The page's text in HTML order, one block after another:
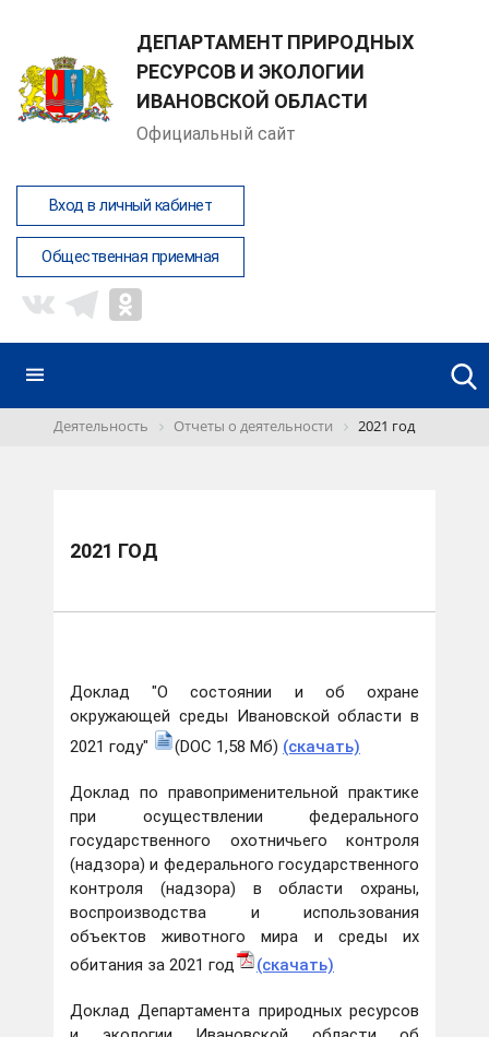
ДЕПАРТАМЕНТ ПРИРОДНЫХ
РЕСУРСОВ И ЭКОЛОГИИ
ИВАНОВСКОЙ ОБЛАСТИ
Официальный сайт
Вход в личный кабинет
Общественная приемная
Деятельность Отчеты о деятельности 2021 год
2021 ГОД
Доклад "О состоянии и об охране
окружающей среды Ивановской области в
2021 году"
(DOC 1,58 Мб) (скачать)
Доклад по правоприменительной практике
при осуществлении федерального
государственного охотничьего контроля
(надзора) и федерального государственного
контроля (надзора) в области охраны,
воспроизводства и использования
объектов животного мира и среды их
обитания за 2021 год
(скачать)
Доклад Департамента природных ресурсов